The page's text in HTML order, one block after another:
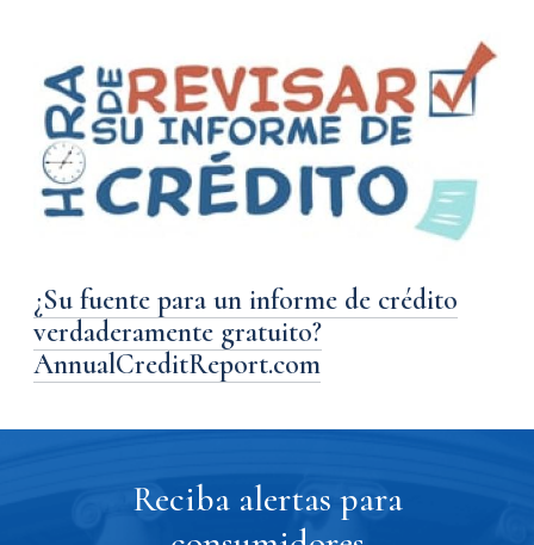
¿Su fuente para un informe de crédito
verdaderamente gratuito?
AnnualCreditReport.com
Reciba alertas para